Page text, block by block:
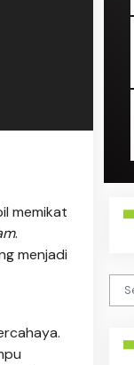
memikat
.
menjadi